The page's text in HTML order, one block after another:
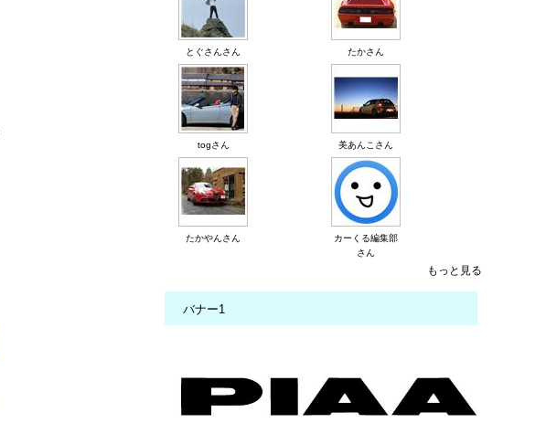
とぐさんさん たかさん
togさん 美あんこさん
たかやんさん
カーくる編集部
さん
もっと見る
バナー1